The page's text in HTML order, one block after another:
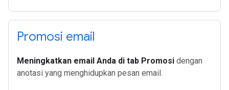
Promosi email
Meningkatkan email Anda di tab Promosi dengan
anotasi yang menghidupkan pesan email.